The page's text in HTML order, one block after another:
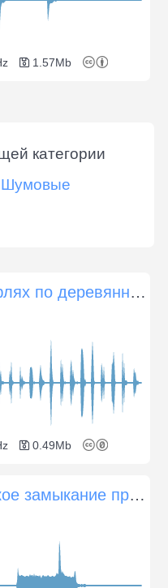
1.57Mb
категории
Шумовые
Быстрая ходьба в туфлях по деревянному полу
0.49Mb
Зуммер двери, короткое замыкание при открывании двери